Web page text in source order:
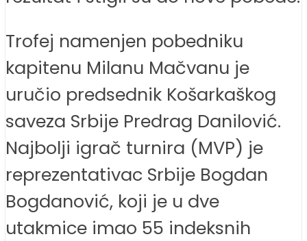
Trofej namenjen pobedniku
kapitenu Milanu Mačvanu je
uručio predsednik Košarkaškog
saveza Srbije Predrag Danilović.
Najbolji igrač turnira (MVP) je
reprezentativac Srbije Bogdan
Bogdanović, koji je u dve
utakmice imao 55 indeksnih